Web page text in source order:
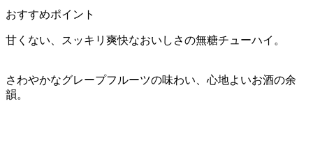
おすすめポイント
甘くない、スッキリ爽快なおいしさの無糖チューハイ。
さわやかなグレープフルーツの味わい、心地よいお酒の余
韻。